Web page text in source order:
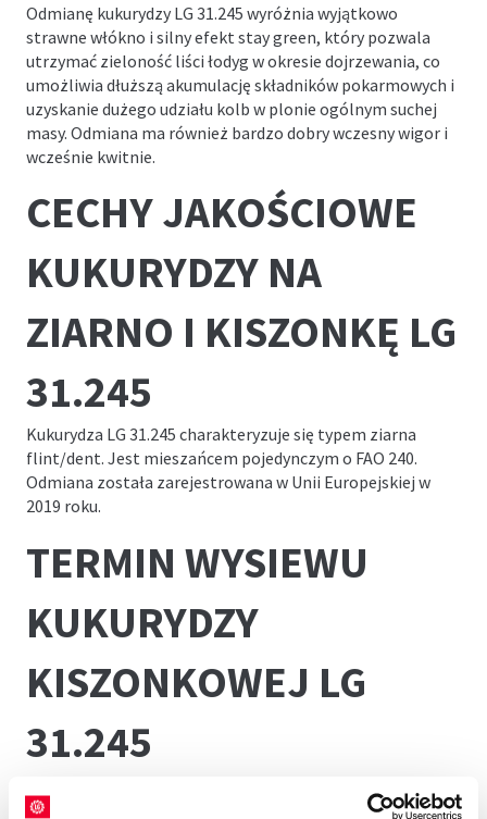
Odmianę kukurydzy LG 31.245 wyróżnia wyjątkowo
strawne włókno i silny efekt stay green, który pozwala
utrzymać zieloność liści łodyg w okresie dojrzewania, co
umożliwia dłuższą akumulację składników pokarmowych i
uzyskanie dużego udziału kolb w plonie ogólnym suchej
masy. Odmiana ma również bardzo dobry wczesny wigor i
wcześnie kwitnie.
CECHY JAKOŚCIOWE
KUKURYDZY NA
ZIARNO I KISZONKĘ LG
31.245
Kukurydza LG 31.245 charakteryzuje się typem ziarna
flint/dent. Jest mieszańcem pojedynczym o FAO 240.
Odmiana została zarejestrowana w Unii Europejskiej w
2019 roku.
TERMIN WYSIEWU
KUKURYDZY
KISZONKOWEJ LG
31.245
odpowiednim terminie, który zależy od regionu i